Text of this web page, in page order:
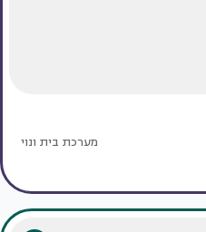
מערכת בית ונוי